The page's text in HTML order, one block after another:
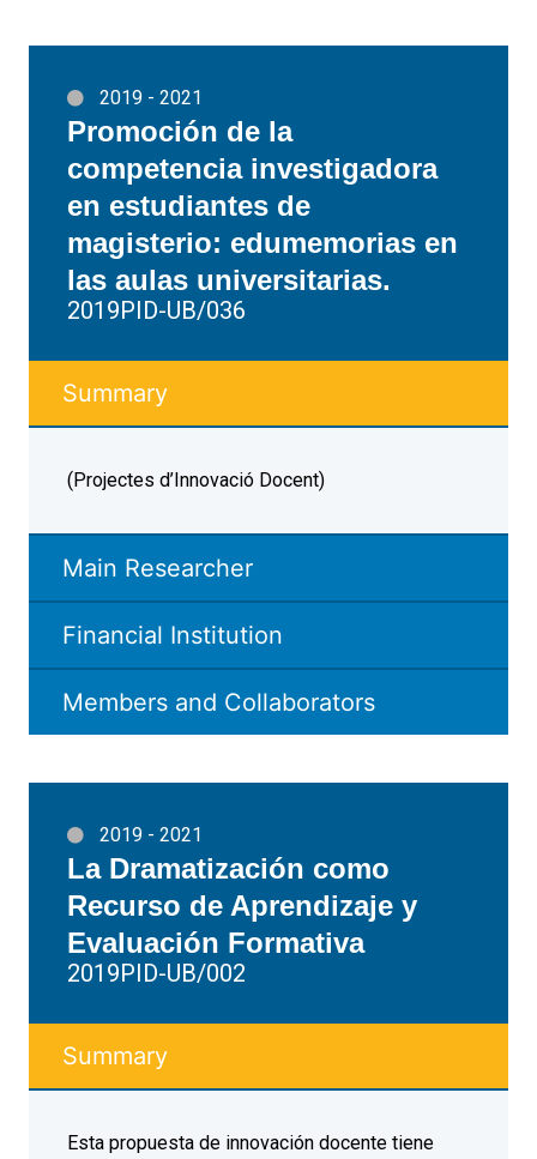
2019 - 2021
Promoción de la
competencia investigadora
en estudiantes de
magisterio: edumemorias en
las aulas universitarias.
2019PID-UB/036
Summary
Main Researcher
Financial Institution
Members and Collaborators
(Projectes d’Innovació Docent)
2019 - 2021
La Dramatización como
Recurso de Aprendizaje y
Evaluación Formativa
2019PID-UB/002
Summary
Esta propuesta de innovación docente tiene